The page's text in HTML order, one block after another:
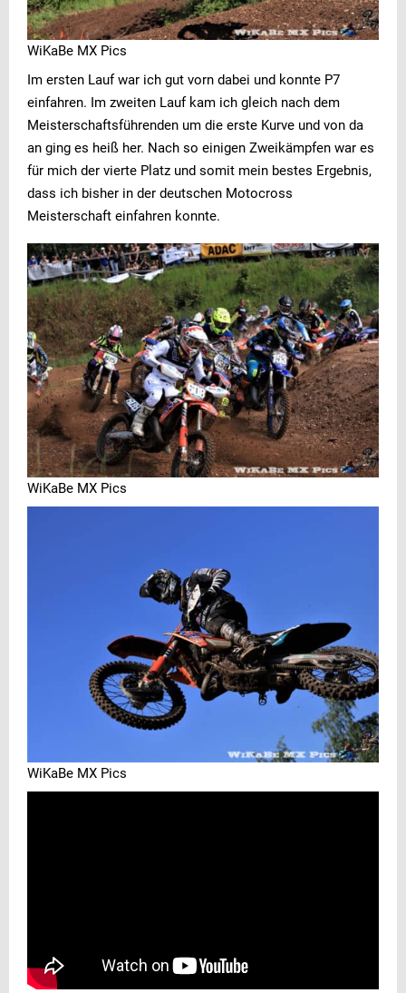
WiKaBe MX Pics
Im ersten Lauf war ich gut vorn dabei und konnte P7
einfahren. Im zweiten Lauf kam ich gleich nach dem
Meisterschaftsführenden um die erste Kurve und von da
an ging es heiß her. Nach so einigen Zweikämpfen war es
für mich der vierte Platz und somit mein bestes Ergebnis,
dass ich bisher in der deutschen Motocross
Meisterschaft einfahren konnte.
WiKaBe MX Pics
WiKaBe MX Pics